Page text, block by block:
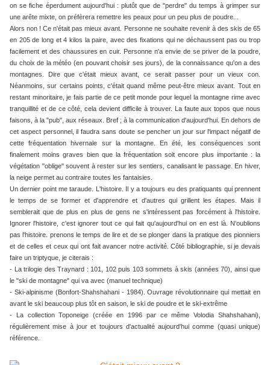
on se fiche éperdument aujourd'hui : plutôt que de "perdre" du temps à grimper sur
une arête mixte, on préfèrera remettre les peaux pour un peu plus de poudre...
Alors non ! Ce n'était pas mieux avant. Personne ne souhaite revenir à des skis de 65
en 205 de long et 4 kilos la paire, avec des fixations qui ne déchaussent pas ou trop
facilement et des chaussures en cuir. Personne n'a envie de se priver de la poudre,
du choix de la météo (en pouvant choisir ses jours), de la connaissance qu'on a des
montagnes. Dire que c'était mieux avant, ce serait passer pour un vieux con.
Néanmoins, sur certains points, c'était quand même peut-être mieux avant. Tout en
restant minoritaire, je fais partie de ce petit monde pour lequel la montagne rime avec
tranquillité et de ce côté, cela devient difficile à trouver. La faute aux topos que nous
faisons, à la "pub", aux réseaux. Bref ; à la communication d'aujourd'hui. En dehors de
cet aspect personnel, il faudra sans doute se pencher un jour sur l'impact négatif de
cette fréquentation hivernale sur la montagne. En été, les conséquences sont
finalement moins graves bien que la fréquentation soit encore plus importante : la
végétation "oblige" souvent à rester sur les sentiers, canalisant le passage. En hiver,
la neige permet au contraire toutes les fantaisies.
Un dernier point me taraude. L'histoire. Il y a toujours eu des pratiquants qui prennent
le temps de se former et d'apprendre et d'autres qui grillent les étapes. Mais il
semblerait que de plus en plus de gens ne s'intéressent pas forcément à l'histoire.
Ignorer l'histoire, c'est ignorer tout ce qui fait qu'aujourd'hui on en est là. N'oublions
pas l'histoire. prenons le temps de lire et de se plonger dans la pratique des pionniers
et de celles et ceux qui ont fait avancer notre activité. Côté bibliographie, si je devais
faire un triptyque, je citerais :
- La trilogie des Traynard : 101, 102 puis 103 sommets à skis (années 70), ainsi que
le "ski de montagne" qui va avec (manuel technique)
- Ski-alpinisme (Bonfort-Shahshahani - 1984). Ouvrage révolutionnaire qui mettait en
avant le ski beaucoup plus tôt en saison, le ski de poudre et le ski-extrême
- La collection Toponeige (créée en 1996 par ce même Volodia Shahshahani),
régulièrement mise à jour et toujours d'actualité aujourd'hui comme (quasi unique)
référence.